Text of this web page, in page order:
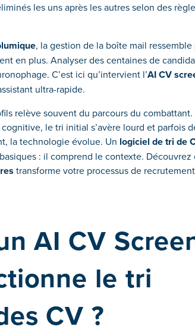
les uns après les autres selon des
, la gestion de la boîte mail
en plus. Analyser des centaines de
C’est ici qu’intervient l’AI CV
ultra-rapide.
relève souvent du parcours du
le tri initial s’avère lourd et parfois
la technologie évolue. Un logiciel de tri de
: il comprend le contexte. Découvrez
transforme votre processus de
AI CV
le tri
CV ?